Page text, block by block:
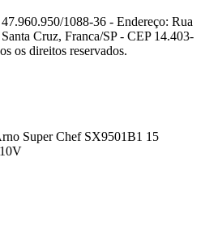
1088-36 - Endereço: Rua
Cruz, Franca/SP - CEP 14.403-
os direitos reservados.
Super Chef SX9501B1 15